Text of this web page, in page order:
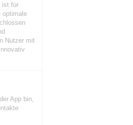
ist für
optimale
Nutzer mit
App bin,